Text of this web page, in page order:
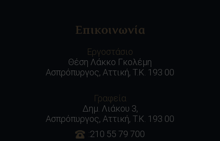
Επικοινωνία
Εργοστάσιο
Θέση Λάκκο Γκολέμη
Ασπρόπυργος, Αττική, Τ.Κ. 193 00
Γραφεία
Δημ. Λιάκου 3,
Ασπρόπυργος, Αττική, Τ.Κ. 193 00
:210 55 79 700